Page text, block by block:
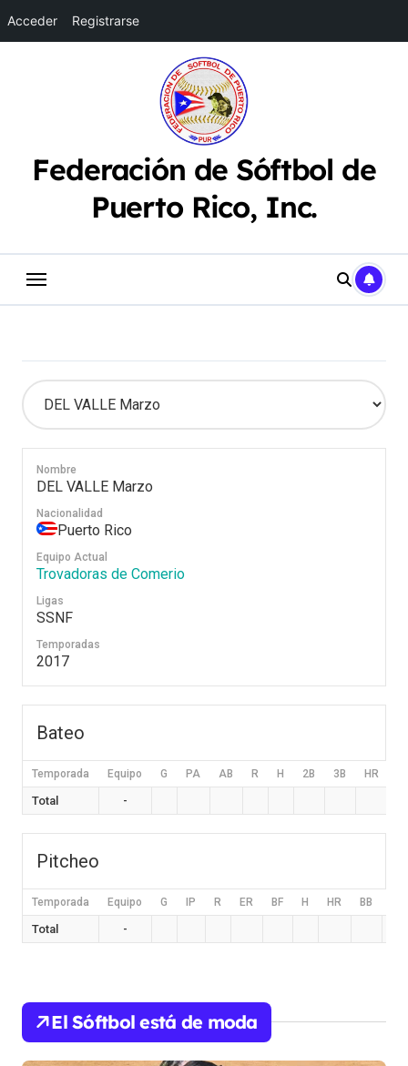
Acceder Registrarse
Federación de Sóftbol de
Puerto Rico, Inc.
Nombre
DEL VALLE Marzo
Nacionalidad
Puerto Rico
Equipo Actual
Trovadoras de Comerio
Ligas
SSNF
Temporadas
2017
Bateo
Temporada Equipo G PA AB R H 2B 3B HR
Total -
Pitcheo
Temporada Equipo G IP R ER BF H HR BB
Total -
El Sóftbol está de moda